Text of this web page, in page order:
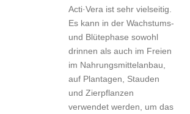
Acti·Vera ist sehr vielseitig.
Es kann in der Wachstums-
und Blütephase sowohl
drinnen als auch im Freien
im Nahrungsmittelanbau,
auf Plantagen, Stauden
und Zierpflanzen
verwendet werden, um das